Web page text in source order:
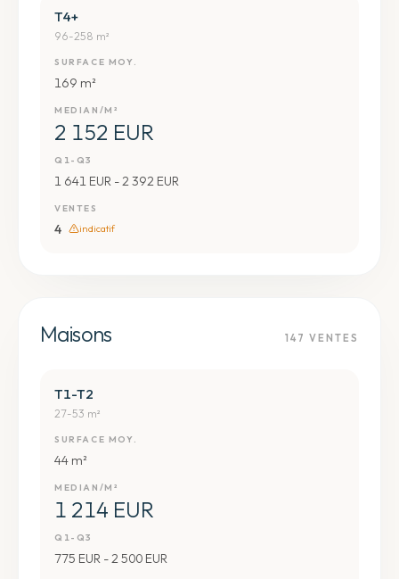
T4+
96-258 m²
SURFACE MOY.
169 m²
MEDIAN/M²
2 152 EUR
Q1-Q3
1 641 EUR - 2 392 EUR
VENTES
4 indicatif
Maisons 147 VENTES
T1-T2
27-53 m²
SURFACE MOY.
44 m²
MEDIAN/M²
1 214 EUR
Q1-Q3
775 EUR - 2 500 EUR